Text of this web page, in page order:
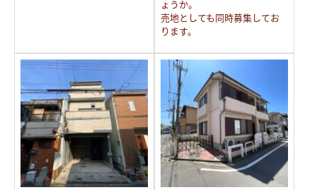
ょうか。
売地としても同時募集してお
ります。